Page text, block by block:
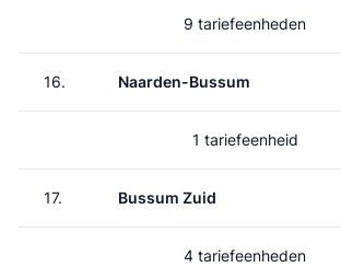
9 tariefeenheden
16. Naarden-Bussum
1 tariefeenheid
17. Bussum Zuid
4 tariefeenheden